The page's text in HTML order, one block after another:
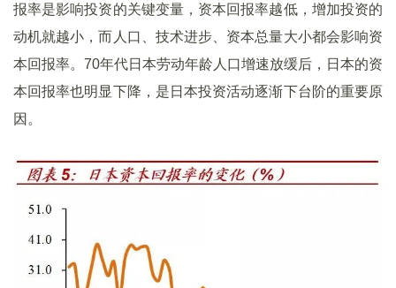
报率是影响投资的关键变量，资本回报率越低，增加投资的
动机就越小，而人口、技术进步、资本总量大小都会影响资
本回报率。70年代日本劳动年龄人口增速放缓后，日本的资
本回报率也明显下降，是日本投资活动逐渐下台阶的重要原
因。